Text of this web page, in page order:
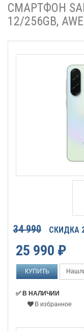
СМАРТФОН
12/256GB,
34 990 СКИДКА
25 990 ₽
✅ В НАЛИЧИИ
В избранное